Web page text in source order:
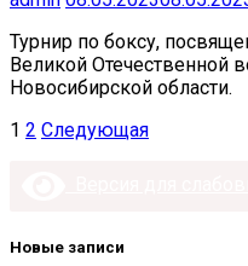
Турнир по боксу,
Великой Отечественной
Новосибирской области.
Пагинация
1 2 Следующая
Новые записи